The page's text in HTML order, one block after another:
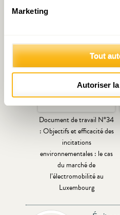
Marketing
Tout
Autoriser
Document de travail N°34
: Objectifs et efficacité des
incitations
environnementales : le cas
du marché de
l’électromobilité au
Luxembourg